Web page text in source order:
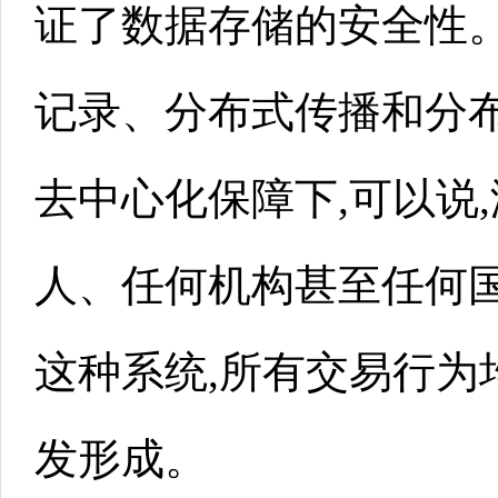
证了数据存储的安全性
记录、分布式传播和分
去中心化保障下,可以说
人、任何机构甚至任何
这种系统,所有交易行为
发形成。